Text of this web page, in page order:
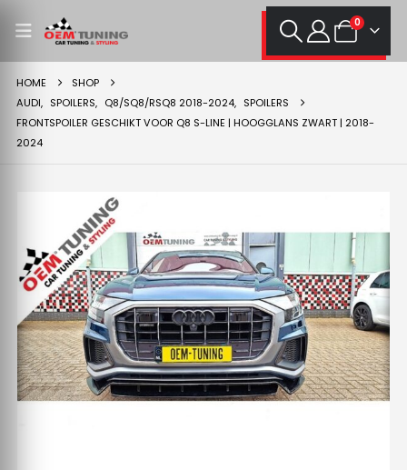
0
HOME
SHOP
AUDI, SPOILERS, Q8/SQ8/RSQ8 2018-2024, SPOILERS
FRONTSPOILER GESCHIKT VOOR Q8 S-LINE | HOOGGLANS ZWART | 2018-
2024